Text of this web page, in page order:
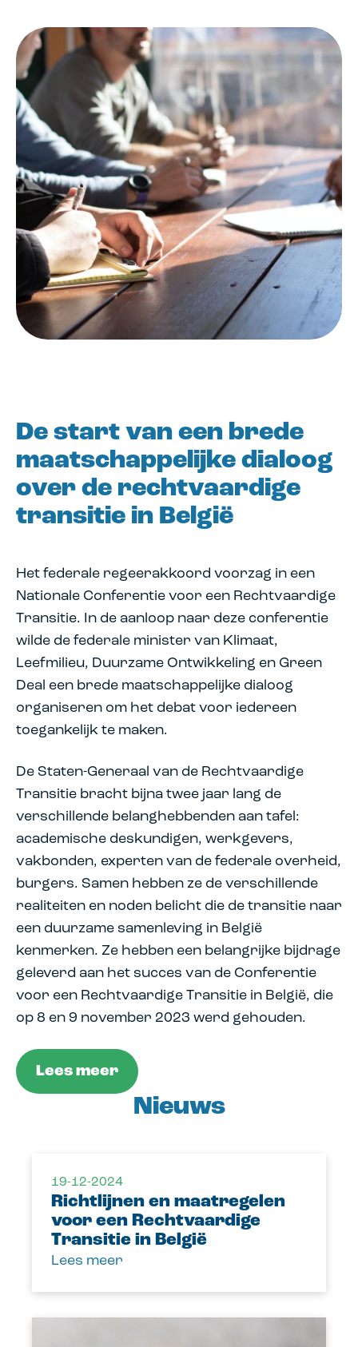
De start van een brede
maatschappelijke dialoog
over de rechtvaardige
transitie in België
Het federale regeerakkoord voorzag in een
Nationale Conferentie voor een Rechtvaardige
Transitie. In de aanloop naar deze conferentie
wilde de federale minister van Klimaat,
Leefmilieu, Duurzame Ontwikkeling en Green
Deal een brede maatschappelijke dialoog
organiseren om het debat voor iedereen
toegankelijk te maken.
De Staten-Generaal van de Rechtvaardige
Transitie bracht bijna twee jaar lang de
verschillende belanghebbenden aan tafel:
academische deskundigen, werkgevers,
vakbonden, experten van de federale overheid,
burgers. Samen hebben ze de verschillende
realiteiten en noden belicht die de transitie naar
een duurzame samenleving in België
kenmerken. Ze hebben een belangrijke bijdrage
geleverd aan het succes van de Conferentie
voor een Rechtvaardige Transitie in België, die
op 8 en 9 november 2023 werd gehouden.
Lees meer
Nieuws
19-12-2024
Richtlijnen en maatregelen
voor een Rechtvaardige
Transitie in België
Lees meer